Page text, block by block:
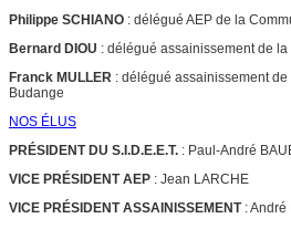
Philippe SCHIANO : délégué AEP de la
Bernard DIOU : délégué assainissement de
Franck MULLER : délégué assainissement
Budange
NOS ÉLUS
PRÉSIDENT DU S.I.D.E.E.T. : Paul-André
VICE PRÉSIDENT AEP : Jean LARCHE
VICE PRÉSIDENT ASSAINISSEMENT: André